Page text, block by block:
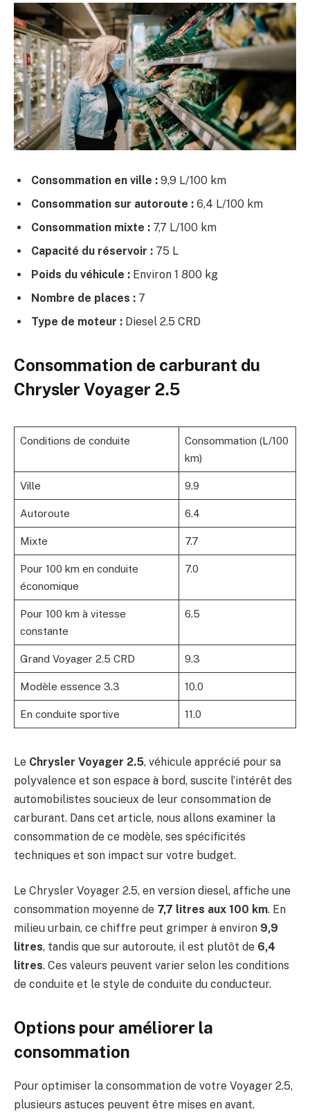
Consommation en ville : 9,9 L/100 km
Consommation sur autoroute : 6,4 L/100 km
Consommation mixte : 7,7 L/100 km
Capacité du réservoir : 75 L
Poids du véhicule : Environ 1 800 kg
Nombre de places : 7
Type de moteur : Diesel 2.5 CRD
Consommation de carburant du
Chrysler Voyager 2.5
Conditions de conduite
Consommation (L/100
km)
Ville 9.9
Autoroute 6.4
Mixte 7.7
Pour 100 km en conduite
économique
7.0
Pour 100 km à vitesse
constante
6.5
Grand Voyager 2.5 CRD 9.3
Modèle essence 3.3 10.0
En conduite sportive 11.0
Le Chrysler Voyager 2.5, véhicule apprécié pour sa
polyvalence et son espace à bord, suscite l’intérêt des
automobilistes soucieux de leur consommation de
carburant. Dans cet article, nous allons examiner la
consommation de ce modèle, ses spécificités
techniques et son impact sur votre budget.
Le Chrysler Voyager 2.5, en version diesel, affiche une
consommation moyenne de 7,7 litres aux 100 km. En
milieu urbain, ce chiffre peut grimper à environ 9,9
litres, tandis que sur autoroute, il est plutôt de 6,4
litres. Ces valeurs peuvent varier selon les conditions
de conduite et le style de conduite du conducteur.
Options pour améliorer la
consommation
Pour optimiser la consommation de votre Voyager 2.5,
plusieurs astuces peuvent être mises en avant.